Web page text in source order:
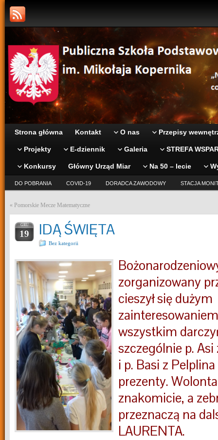
Strona główna Kontakt O nas Przepisy
Projekty E-dziennik Galeria STREFA
Konkursy Główny Urząd Miar Na 50 – lecie
DO POBRANIA COVID-19 DORADCA ZAWODOWY STACJA
« Pomorskie Mecze Matematyczne
GRU
19 IDĄ ŚWIĘTA
Bez kategorii
zorganizowany
cieszył się dużym
wszystkim
szczególnie p.
i p. Basi z
prezenty.
znakomicie, a
przeznaczą na
LAURENTA.